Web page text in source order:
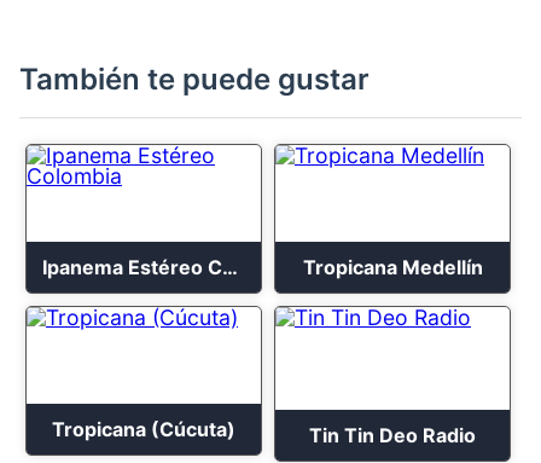
También te puede gustar
Ipanema Estéreo Colombia Tropicana Medellín
Tropicana (Cúcuta)
Tin Tin Deo Radio